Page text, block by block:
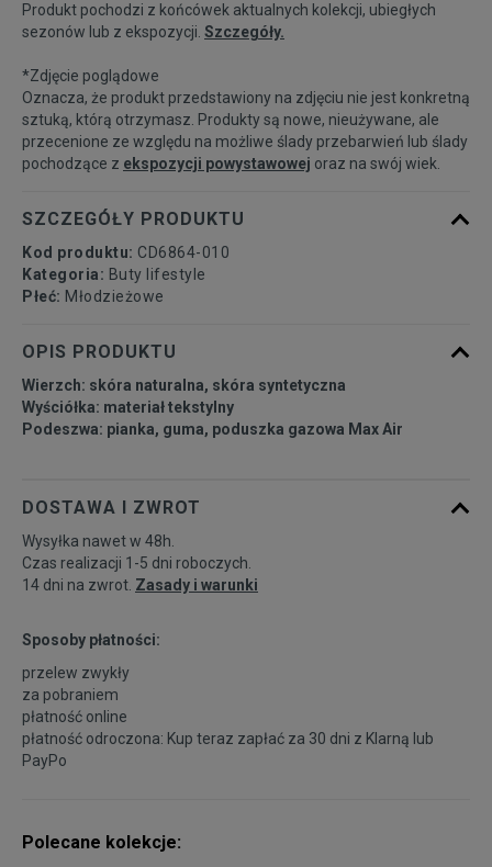
35,5 22,5 cm Powiadom o dostępności
36 23 cm
36,5 23,5 cm Powiadom o dostępności
38 24 cm
39 24,5 cm Powiadom o dostępności
Produkt pochodzi z końcówek aktualnych kolekcji, ubiegłych
sezonów lub z ekspozycji. Szczegóły.
*Zdjęcie poglądowe
Oznacza, że produkt przedstawiony na zdjęciu nie jest konkretną
sztuką, którą otrzymasz. Produkty są nowe, nieużywane, ale
przecenione ze względu na możliwe ślady przebarwień lub ślady
pochodzące z ekspozycji powystawowej oraz na swój wiek.
SZCZEGÓŁY PRODUKTU
Kod produktu: CD6864-010
Kategoria: Buty lifestyle
Płeć: Młodzieżowe
OPIS PRODUKTU
Wierzch: skóra naturalna, skóra syntetyczna
Wyściółka: materiał tekstylny
Podeszwa: pianka, guma, poduszka gazowa Max Air
DOSTAWA I ZWROT
Wysyłka nawet w 48h.
Czas realizacji 1-5 dni roboczych.
14 dni na zwrot. Zasady i warunki
Sposoby płatności:
przelew zwykły
za pobraniem
płatność online
płatność odroczona: Kup teraz zapłać za 30 dni z Klarną lub
PayPo
Polecane kolekcje: